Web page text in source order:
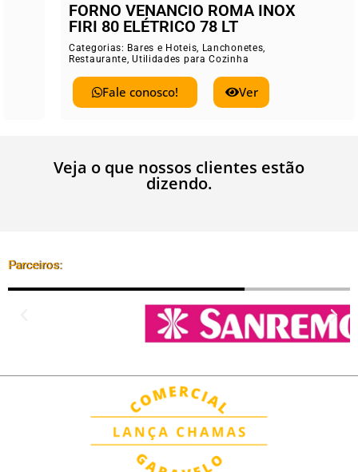
FORNO VENANCIO ROMA INOX
FIRI 80 ELÉTRICO 78 LT
Categorias:Bares e Hoteis, Lanchonetes,
Restaurante,Utilidades para Cozinha
Fale conosco!
Veja o que nossos clientes estão
dizendo.
Parceiros: